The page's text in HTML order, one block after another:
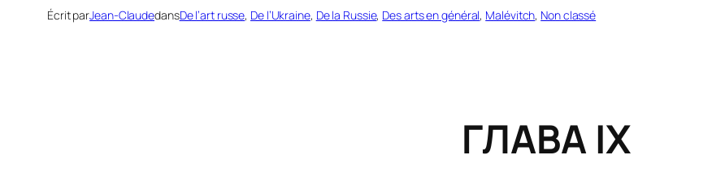
Écrit parJean-ClaudedansDe l’art russe, De l’Ukraine, De la Russie, Des arts en général, Malévitch, Non classé
ГЛАВА IX